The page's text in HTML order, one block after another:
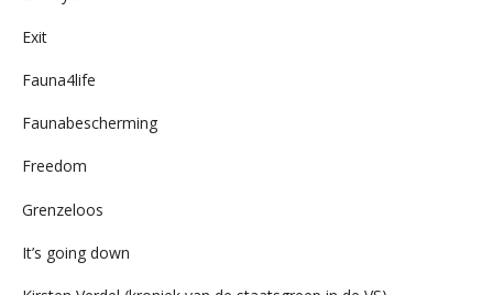
Exit
Fauna4life
Faunabescherming
Freedom
Grenzeloos
It’s going down